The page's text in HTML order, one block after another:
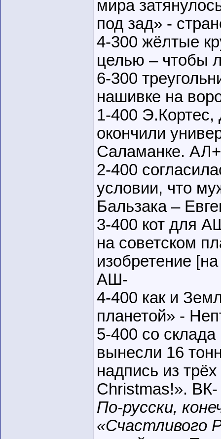
мира
под зад» -
4-300 жёлтые
целью – чтобы
6-300
нашивке на
1-400
окончили
Саламанке. АЛ+
2-400
условии, что
Бальзака –
3-400 кот для
на советском
изобретение
АШ-
4-400 как и
планетой» -
5-400 со
вынесли 16
надпись из
Christmas!». ВК-
По-русски,
«Счастливого